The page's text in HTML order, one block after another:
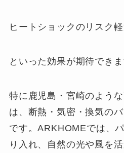
ヒートショックのリスク
といった効果が期待できま
特に鹿児島・宮崎のよう
は、断熱・気密・換気の
です。ARKHOMEでは、
り入れ、自然の光や風を